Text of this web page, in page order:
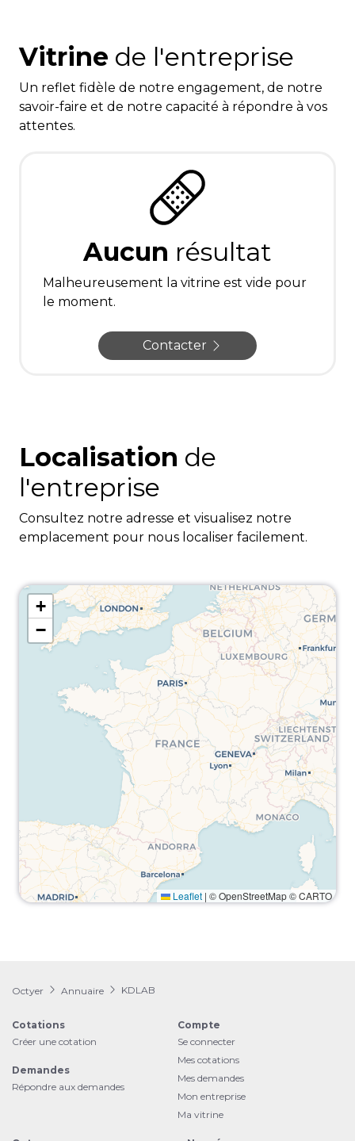
Vitrine de l'entreprise
Un reflet fidèle de notre engagement, de notre
savoir-faire et de notre capacité à répondre à vos
attentes.
Aucun résultat
Malheureusement la vitrine est vide pour
le moment.
Contacter
Localisation de
l'entreprise
Consultez notre adresse et visualisez notre
emplacement pour nous localiser facilement.
+
−
Leaflet | © OpenStreetMap © CARTO
Octyer Annuaire KDLAB
Cotations
Créer une cotation
Demandes
Répondre aux demandes
Compte
Se connecter
Mes cotations
Mes demandes
Mon entreprise
Ma vitrine